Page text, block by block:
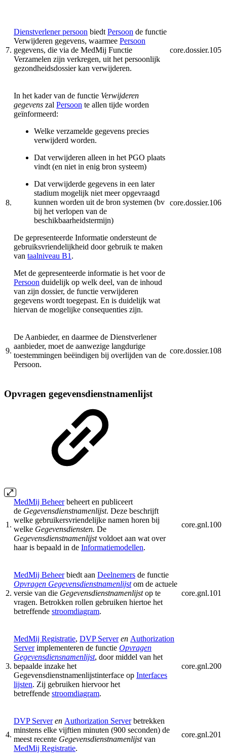
7.
Dienstverlener persoon biedt Persoon de functie
Verwijderen gegevens, waarmee Persoon
gegevens, die via de MedMij Functie
Verzamelen zijn verkregen, uit het persoonlijk
gezondheidsdossier kan verwijderen.
core.dossier.105
8.
In het kader van de functie Verwijderen
gegevens zal Persoon te allen tijde worden
geïnformeerd:
Welke verzamelde gegevens precies
verwijderd worden.
Dat verwijderen alleen in het PGO plaats
vindt (en niet in enig bron systeem)
Dat verwijderde gegevens in een later
stadium mogelijk niet meer opgevraagd
kunnen worden uit de bron systemen (bv
bij het verlopen van de
beschikbaarheidstermijn)
De gepresenteerde Informatie ondersteunt de
gebruiksvriendelijkheid door gebruik te maken
van taalniveau B1 .
Met de gepresenteerde informatie is het voor de
Persoon duidelijk op welk deel, van de inhoud
van zijn dossier, de functie verwijderen
gegevens wordt toegepast. En is duidelijk wat
hiervan de mogelijke consequenties zijn.
core.dossier.106
9.
De Aanbieder, en daarmee de Dienstverlener
aanbieder, moet de aanwezige langdurige
toestemmingen beëindigen bij overlijden van de
Persoon.
core.dossier.108
Opvragen gegevensdienstnamenlijst
1.
MedMij Beheerbeheert en publiceert
de Gegevensdienstnamenlijst. Deze beschrijft
welke gebruikersvriendelijke namen horen bij
welke Gegevensdiensten. De
Gegevensdienstnamenlijstvoldoet aan wat over
haar is bepaald in de Informatiemodellen.
core.gnl.100
2.
MedMij Beheerbiedt aan Deelnemers de functie
Opvragen Gegevensdienstnamenlijstom de actuele
versie van die Gegevensdienstnamenlijstop te
vragen. Betrokken rollen gebruiken hiertoe het
betreffende stroomdiagram.
core.gnl.101
3.
MedMij Registratie, DVP Serveren Authorization
Server implementeren de functie Opvragen
Gegevensdiensnamenlijst, door middel van het
bepaalde inzake het
Gegevensdienstnamenlijstinterface op Interfaces
lijsten. Zij gebruiken hiervoor het
betreffende stroomdiagram.
core.gnl.200
4.
DVP Serveren Authorization Server betrekken
minstens elke vijftien minuten (900 seconden) de
meest recente Gegevensdienstnamenlijstvan
MedMij Registratie.
core.gnl.201